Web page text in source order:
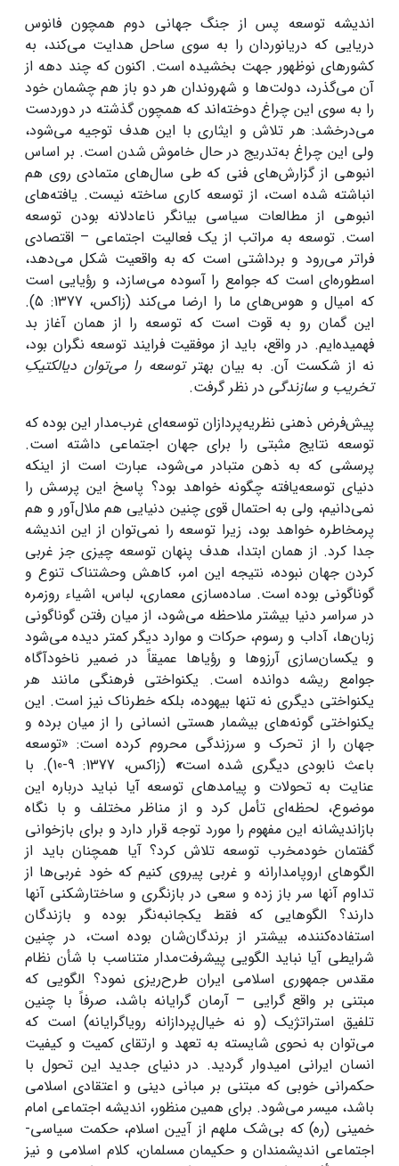
اندیشه توسعه پس از جنگ جهانی دوم همچون فانوس
دریایی که دریانوردان را به سوی ساحل هدایت می‌کند، به
کشورهای نوظهور جهت بخشیده است. اکنون که چند دهه از
آن می‌گذرد، دولت‌ها و شهروندان هر دو باز هم چشمان خود
را به سوی این چراغ دوخته‌اند که همچون گذشته در دوردست
می‌درخشد: هر تلاش و ایثاری با این هدف توجیه می‌شود،
ولی این چراغ به‌تدریج در حال خاموش شدن است. بر اساس
انبوهی از گزارش‌های فنی که طی سال‌های متمادی روی هم
انباشته شده است، از توسعه کاری ساخته نیست. یافته‌های
انبوهی از مطالعات سیاسی بیانگر ناعادلانه بودن توسعه
است. توسعه به مراتب از یک فعالیت اجتماعی – اقتصادی
فراتر می‌رود و برداشتی است که به واقعیت شکل می‌دهد،
اسطوره‌ای است که جوامع را آسوده می‌سازد، و رؤیایی است
که امیال و هوس‌های ما را ارضا می‌کند (زاکس، 1377: 5).
این گمان رو به قوت است که توسعه را از همان آغاز بد
فهمیده‌ایم. در واقع، باید از موفقیت فرایند توسعه نگران بود،
نه از شکست آن. به بیان بهترتوسعه را می‌توان دیالکتیکِ
تخریب و سازندگی در نظر گرفت.
پیش‌فرض ذهنی نظریه‌پردازان توسعه‌ای غرب‌مدار این بوده که
توسعه نتایج مثبتی را برای جهان اجتماعی داشته است.
پرسشی که به ذهن متبادر می‌شود، عبارت است از اینکه
دنیای توسعه‌یافته چگونه خواهد بود؟ پاسخ این پرسش را
نمی‌دانیم، ولی به احتمال قوی چنین دنیایی هم ملال‌آور و هم
پرمخاطره خواهد بود، زیرا توسعه را نمی‌توان از این اندیشه
جدا کرد. از همان ابتدا، هدف پنهان توسعه چیزی جز غربی
کردن جهان نبوده، نتیجه این امر، کاهش وحشتناک تنوع و
گوناگونی بوده است. ساده‌سازی معماری، لباس، اشیاء روزمره
در سراسر دنیا بیشتر ملاحظه می‌شود، از میان رفتن گوناگونی
زبان‌ها، آداب و رسوم، حرکات و موارد دیگر کمتر دیده می‌شود
و یکسان‌سازی آرزوها و رؤیاها عمیقاً در ضمیر ناخودآگاه
جوامع ریشه دوانده است. یکنواختی فرهنگی مانند هر
یکنواختی دیگری نه تنها بیهوده، بلکه خطرناک نیز است. این
یکنواختی گونه‌های بیشمار هستی انسانی را از میان برده و
جهان را از تحرک و سرزندگی محروم کرده است: «توسعه
باعث نابودی دیگری شده است»
(زاکس، 1377: 9-10). با
عنایت به تحولات و پیامدهای توسعه آیا نباید درباره این
موضوع، لحظه‌ای تأمل کرد و از مناظر مختلف و با نگاه
بازاندیشانه این مفهوم را مورد توجه قرار دارد و برای بازخوانی
گفتمان خودمخرب توسعه تلاش کرد؟ آیا همچنان باید از
الگوهای اروپامدارانه و غربی پیروی کنیم که خود غربی‌ها از
تداوم آنها سر باز زده و سعی در بازنگری و ساختارشکنی آنها
دارند؟ الگوهایی که فقط یکجانبه‌نگر بوده و بازندگان
استفاده‌کننده، بیشتر از برندگان‌شان بوده است، در چنین
شرایطی آیا نباید الگویی پیشرفت‌مدار متناسب با شأن نظام
مقدس جمهوری اسلامی ایران طرح‌ریزی نمود؟ الگویی که
مبتنی بر واقع گرایی – آرمان گرایانه باشد، صرفاً با چنین
تلفیق استراتژیک (و نه خیال‌پردازانه رویاگرایانه) است که
می‌توان به نحوی شایسته به تعهد و ارتقای کمیت و کیفیت
انسان ایرانی امیدوار گردید. در دنیای جدید این تحول با
حکمرانی خوبی که مبتنی بر مبانی دینی و اعتقادی اسلامی
باشد، میسر می‌شود. برای همین منظور، اندیشه اجتماعی امام
خمینی (ره) که بی‌شک ملهم از آیین اسلام، حکمت سیاسی-
اجتماعی اندیشمندان و حکیمان مسلمان، کلام اسلامی و نیز